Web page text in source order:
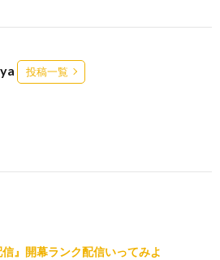
投稿一覧
信』開幕ランク配信いってみよ